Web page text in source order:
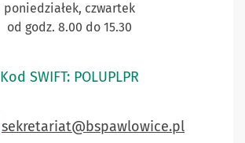
poniedziałek, czwartek
od godz. 8.00 do 15.30
Kod SWIFT: POLUPLPR
sekretariat@bspawlowice.pl